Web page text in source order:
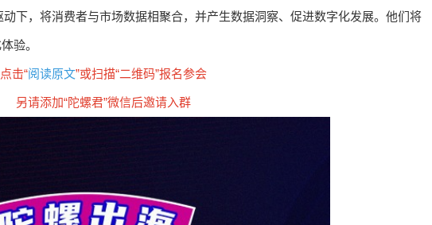
下，将消费者与市场数据相聚合，并产生数据洞察、促进数字化发展。他们将
验。
点击“阅读原文”或扫描“二维码”报名参会
另请添加“陀螺君”微信后邀请入群